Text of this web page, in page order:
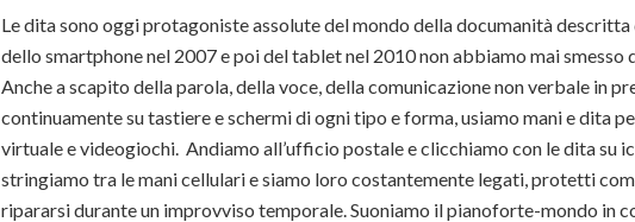
Le dita sono oggi protagoniste assolute del mondo della documanità
dello smartphone nel 2007 e poi del tablet nel 2010 non abbiamo mai smesso
Anche a scapito della parola, della voce, della comunicazione non verbale in
continuamente su tastiere e schermi di ogni tipo e forma, usiamo mani e dita
virtuale e videogiochi. Andiamo all’ufficio postale e clicchiamo con le dita su
stringiamo tra le mani cellulari e siamo loro costantemente legati, protetti
ripararsi durante un improvviso temporale. Suoniamo il pianoforte-mondo in